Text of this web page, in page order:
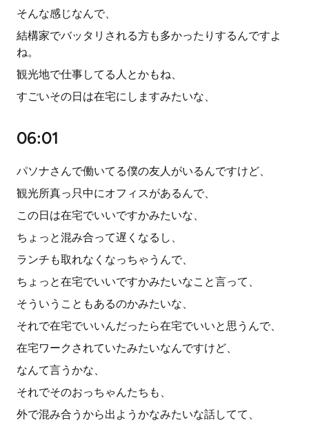
そんな感じなんで、
結構家でバッタリされる方も多かったりするんですよ
ね。
観光地で仕事してる人とかもね、
すごいその日は在宅にしますみたいな、
06:01
パソナさんで働いてる僕の友人がいるんですけど、
観光所真っ只中にオフィスがあるんで、
この日は在宅でいいですかみたいな、
ちょっと混み合って遅くなるし、
ランチも取れなくなっちゃうんで、
ちょっと在宅でいいですかみたいなこと言って、
そういうこともあるのかみたいな、
それで在宅でいいんだったら在宅でいいと思うんで、
在宅ワークされていたみたいなんですけど、
なんて言うかな、
それでそのおっちゃんたちも、
外で混み合うから出ようかなみたいな話してて、